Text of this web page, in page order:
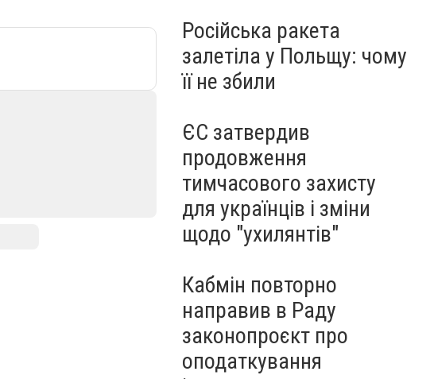
Російська ракета
залетіла у Польщу: чому
її не збили
ЄС затвердив
продовження
тимчасового захисту
для українців і зміни
щодо "ухилянтів"
Кабмін повторно
направив в Раду
законопроєкт про
оподаткування